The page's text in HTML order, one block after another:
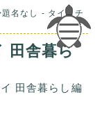
題名なし - タイ・チ
田舎暮ら
田舎暮らし編